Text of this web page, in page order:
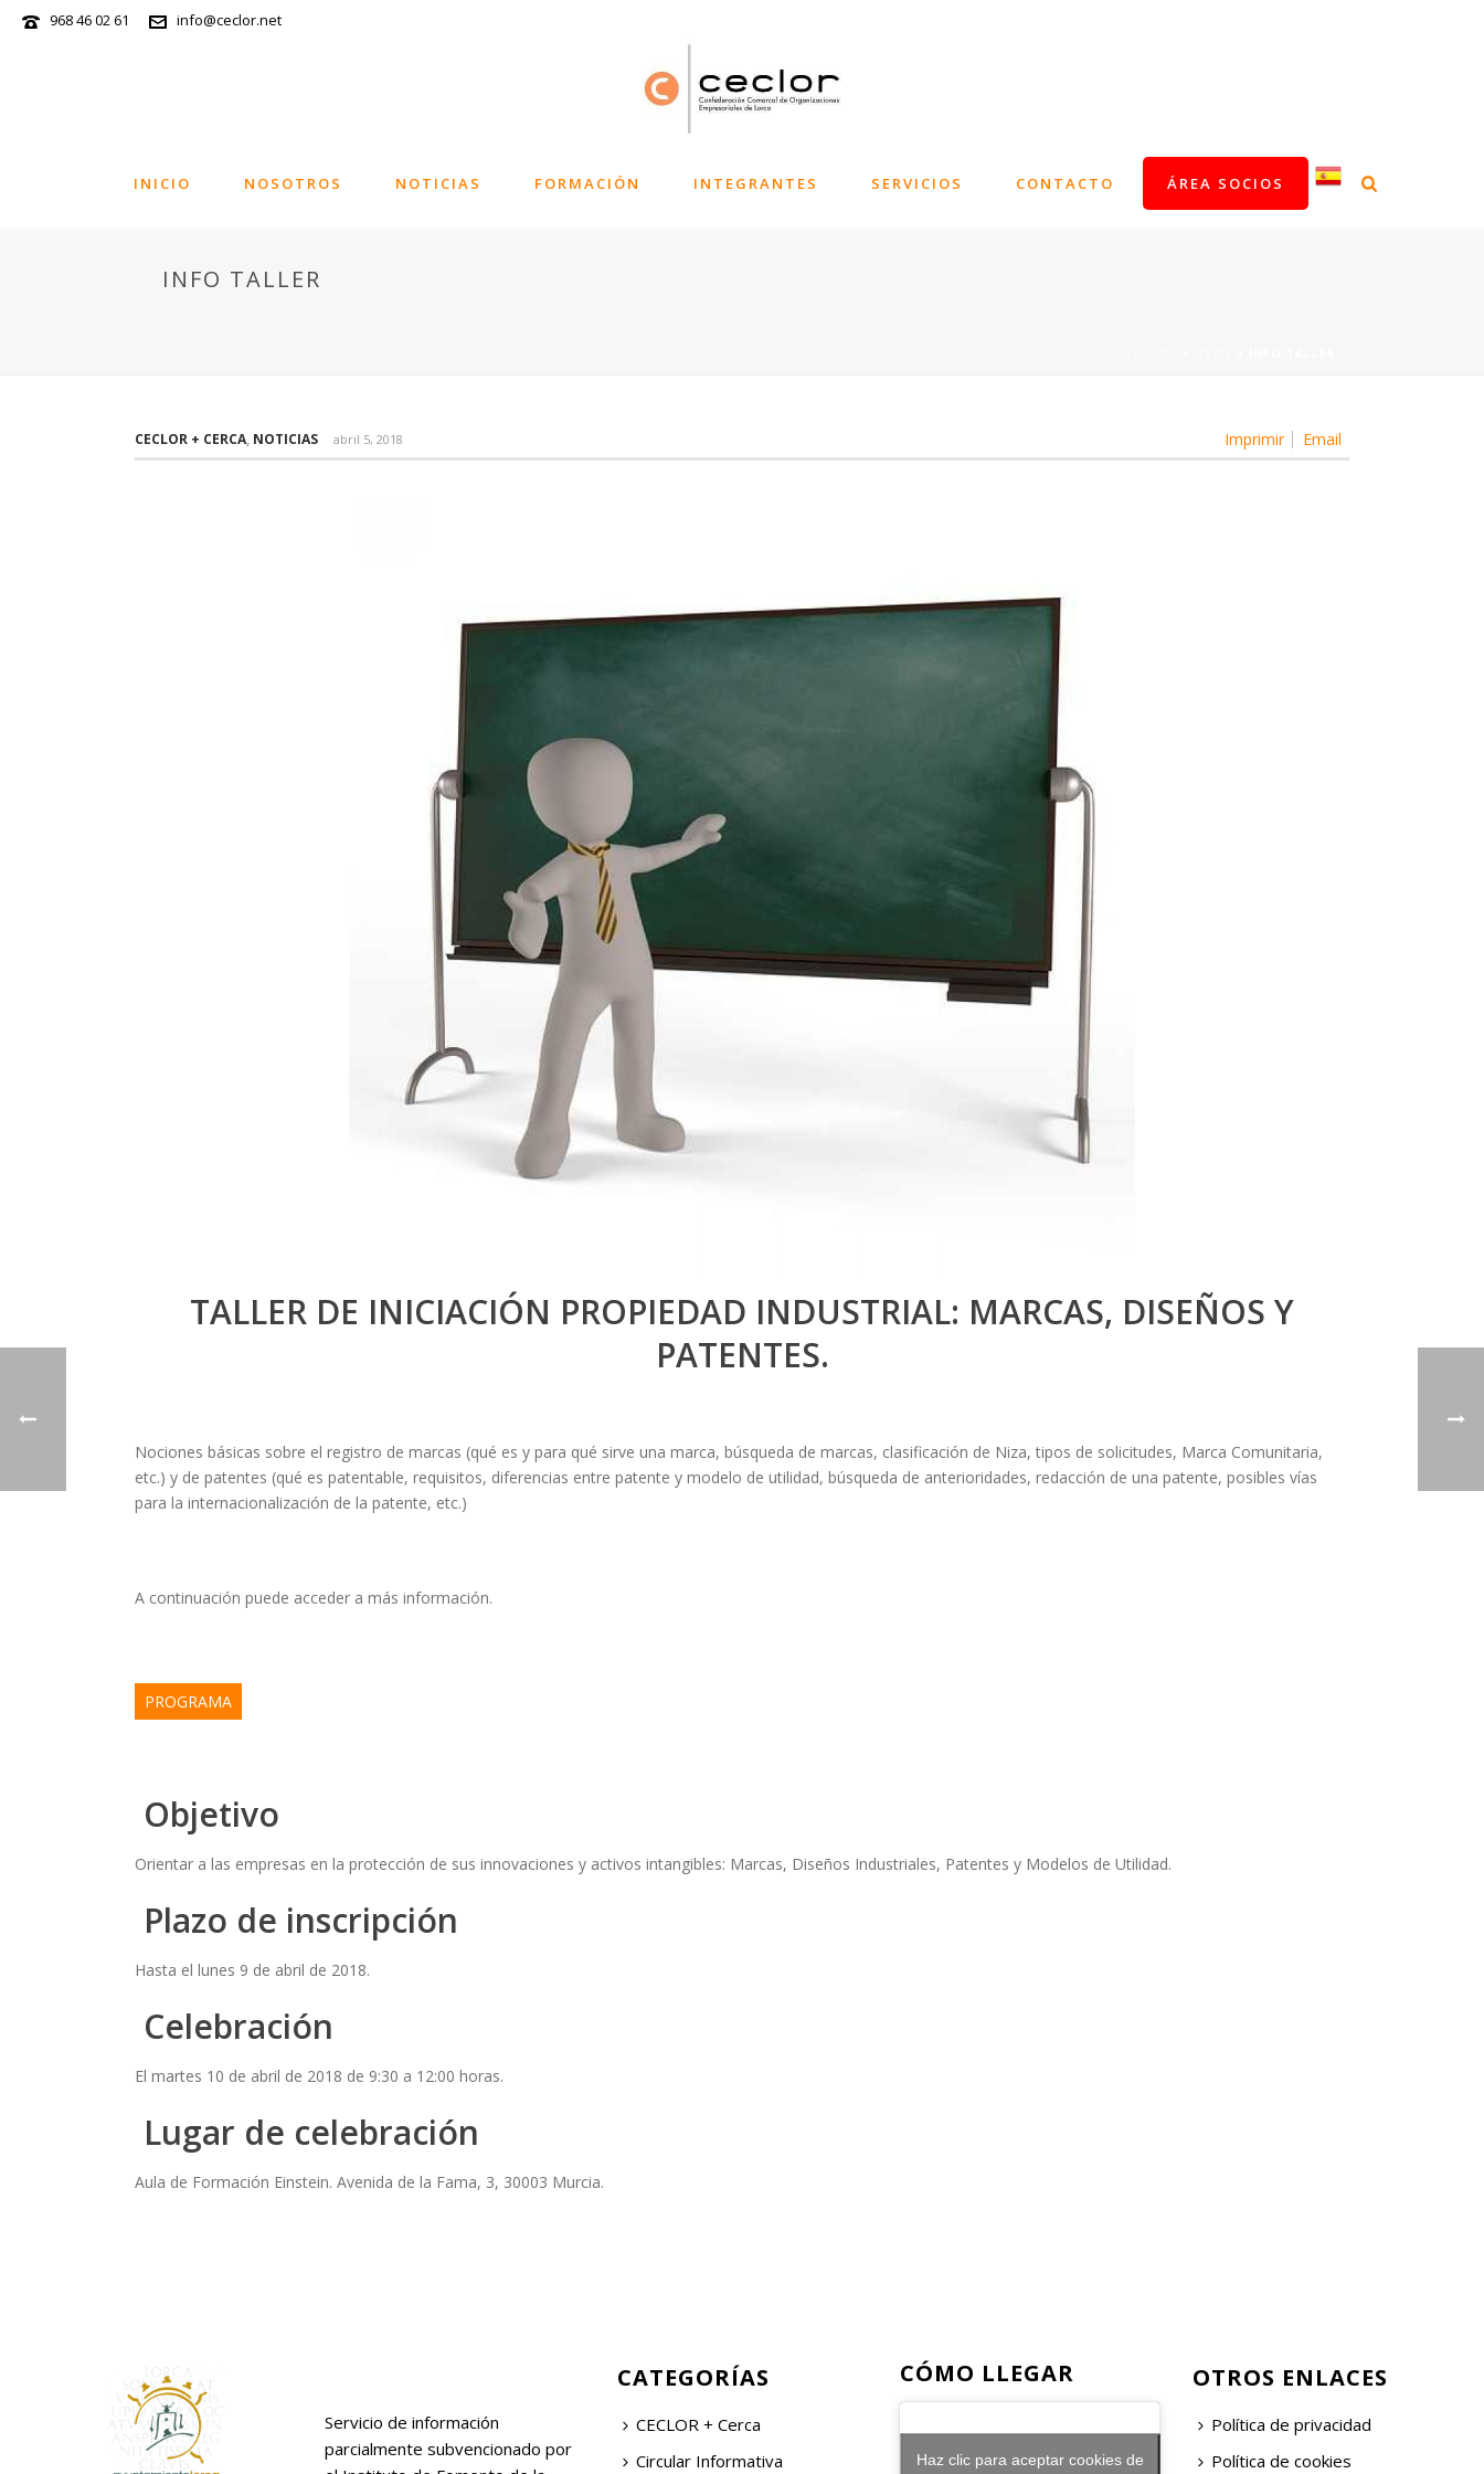
968 46 02 61 info@ceclor.net
INICIO NOSOTROS NOTICIAS FORMACIÓN INTEGRANTES SERVICIOS CONTACTO ÁREA SOCIOS
INFO TALLER
Imprimir Email
CECLOR + CERCA, NOTICIAS abril 5, 2018
TALLER DE INICIACIÓN PROPIEDAD INDUSTRIAL: MARCAS, DISEÑOS Y
PATENTES.
Nociones básicas sobre el registro de marcas (qué es y para qué sirve una marca, búsqueda de marcas, clasificación de Niza, tipos de solicitudes, Marca Comunitaria,
etc.) y de patentes (qué es patentable, requisitos, diferencias entre patente y modelo de utilidad, búsqueda de anterioridades, redacción de una patente, posibles vías
para la internacionalización de la patente, etc.)
A continuación puede acceder a más información.
PROGRAMA
Objetivo
Orientar a las empresas en la protección de sus innovaciones y activos intangibles: Marcas, Diseños Industriales, Patentes y Modelos de Utilidad.
Plazo de inscripción
Hasta el lunes 9 de abril de 2018.
Celebración
El martes 10 de abril de 2018 de 9:30 a 12:00 horas.
Lugar de celebración
Aula de Formación Einstein. Avenida de la Fama, 3, 30003 Murcia.
Servicio de información
parcialmente subvencionado por
CATEGORÍAS
CECLOR + Cerca
Circular Informativa
CÓMO LLEGAR
Haz clic para aceptar cookies de
OTROS ENLACES
Política de privacidad
Política de cookies